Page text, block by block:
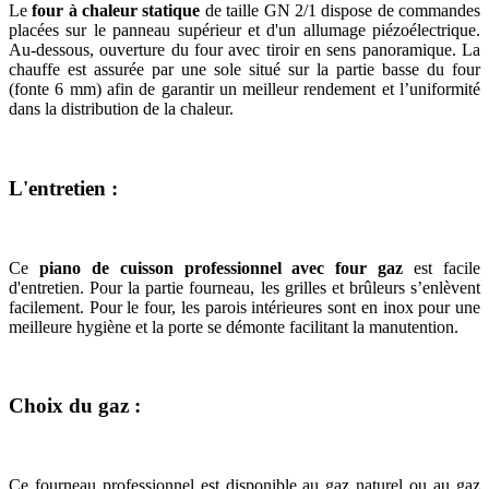
Lefour à chaleur statique de taille GN 2/1 dispose de commandes
placées sur le panneau supérieur et d'un allumage piézoélectrique.
Au-dessous, ouverture du four avec tiroir en sens panoramique. La
chauffe est assurée par une sole situé sur la partie basse du four
(fonte 6 mm) afin de garantir un meilleur rendement et l’uniformité
dans la distribution de la chaleur.
L'entretien :
Ce piano de cuisson professionnel avec four gazest facile
d'entretien. Pour la partie fourneau, les grilles et brûleurs s’enlèvent
facilement. Pour le four, les parois intérieures sont en inox pour une
meilleure hygiène et la porte se démonte facilitant la manutention.
Choix du gaz :
Ce fourneau professionnel est disponible au gaz naturel ou au gaz